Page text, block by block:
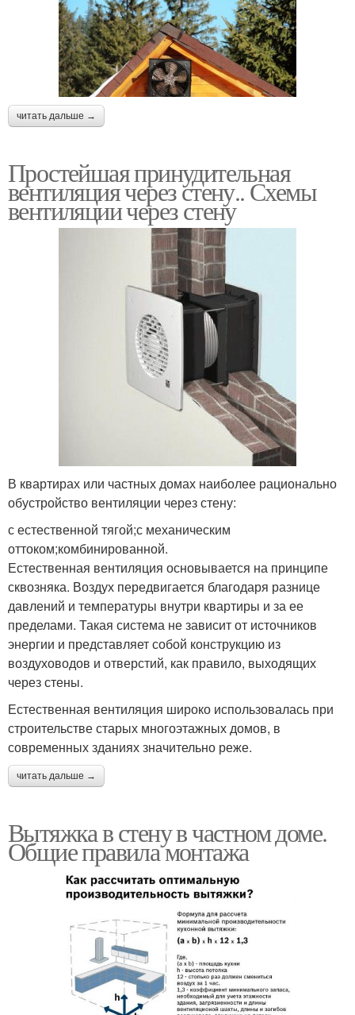
читать дальше →
Простейшая принудительная
вентиляция через стену.. Схемы
вентиляции через стену
В квартирах или частных домах наиболее рационально
обустройство вентиляции через стену:
с естественной тягой;с механическим
оттоком;комбинированной.
Естественная вентиляция основывается на принципе
сквозняка. Воздух передвигается благодаря разнице
давлений и температуры внутри квартиры и за ее
пределами. Такая система не зависит от источников
энергии и представляет собой конструкцию из
воздуховодов и отверстий, как правило, выходящих
через стены.
Естественная вентиляция широко использовалась при
строительстве старых многоэтажных домов, в
современных зданиях значительно реже.
читать дальше →
Вытяжка в стену в частном доме.
Общие правила монтажа